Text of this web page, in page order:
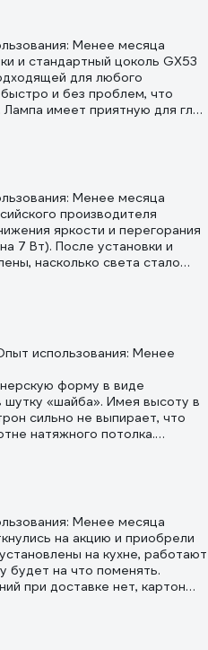
имеет большую площадь, свет
затемненных
4000 К придаёт свету
который не утомляет глаза.
также сыграли свою роль в
стильно и современно.
и быстрой благодаря
я уверена, что мой выбор
эту лампу всем, кто ищет
для своего дома.
Менее месяца
и стандартный цоколь GX53
для любого
и без проблем, что
имеет приятную для глаз
с цветовой температурой
комфортную атмосферу в
8 Вт, но при этом она
освещение. Это особенно
чтобы в доме было светло и
и рекомендую лампу
решение для своего
дополнением к моему
атмосферу. Спасибо IEK
Менее месяца
производителя
яркости и перегорания
7 Вт). После установки и
насколько света стало
мерцания, рассеиватель
задачей, а именно не
Контакты
заметно по плотности
желтизной не
кухни. У меня установлено 4
3 минуты, не больше, всё
качество по хорошей
использования: Менее
форму в виде
«шайба». Имея высоту в
сильно не выпирает, что
натяжного потолка.
для освещения небольшой
зрение, я бы даже
без задержек.
не наблюдается.
и экономичная, к покупке
Менее месяца
на акцию и приобрели
на кухне, работают
будет на что поменять.
при доставке нет, картон
пластика без
имеются вентиляционные
на охлаждение платы с